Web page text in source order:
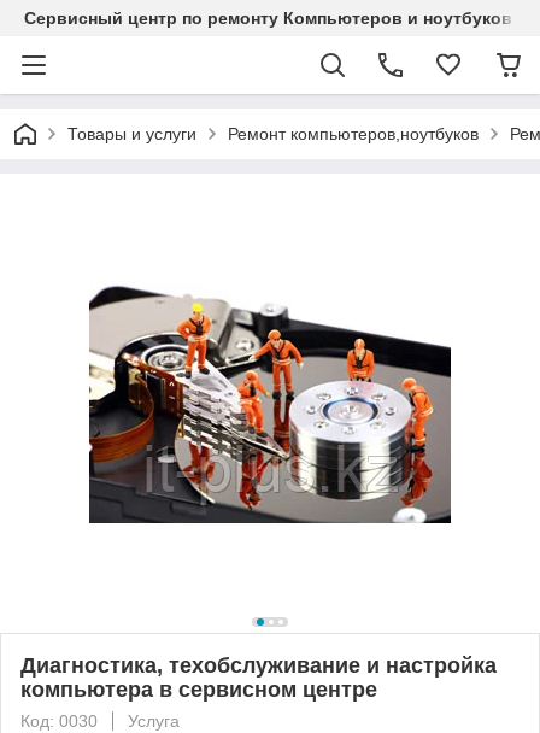
Сервисный центр по ремонту Компьютеров и ноутбуков
Товары и услуги Ремонт компьютеров,ноутбуков
Диагностика, техобслуживание и настройка
компьютера в сервисном центре
Код: 0030 Услуга